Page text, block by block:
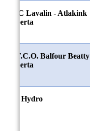
SNC Lavalin - Atlakink
Alberta
A.T.C.O. Balfour Beatty
Alberta
BC Hydro